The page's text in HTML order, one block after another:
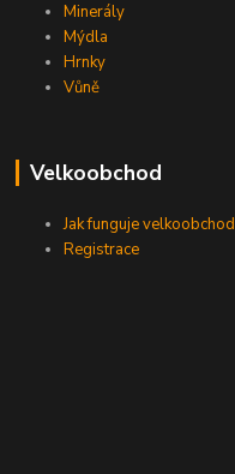
Minerály
Mýdla
Hrnky
Vůně
Velkoobchod
Jak funguje velkoobchod
Registrace